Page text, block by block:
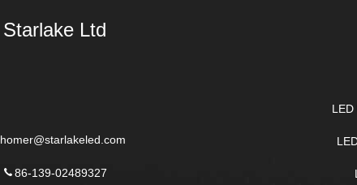
Starlake Ltd
homer@starlakeled.com
86-139-02489327